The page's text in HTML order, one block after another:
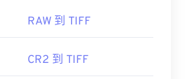
RAW 到 TIFF
CR2 到 TIFF